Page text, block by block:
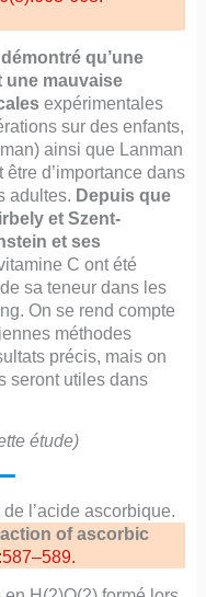
démontré qu’une
une mauvaise
expérimentales
sur des enfants,
ainsi que Lanman
d’importance dans
adultes. Depuis que
et Szent-
et ses
C ont été
sa teneur dans les
On se rend compte
méthodes
précis, mais on
seront utiles dans
étude)
l’acide ascorbique.
of ascorbic